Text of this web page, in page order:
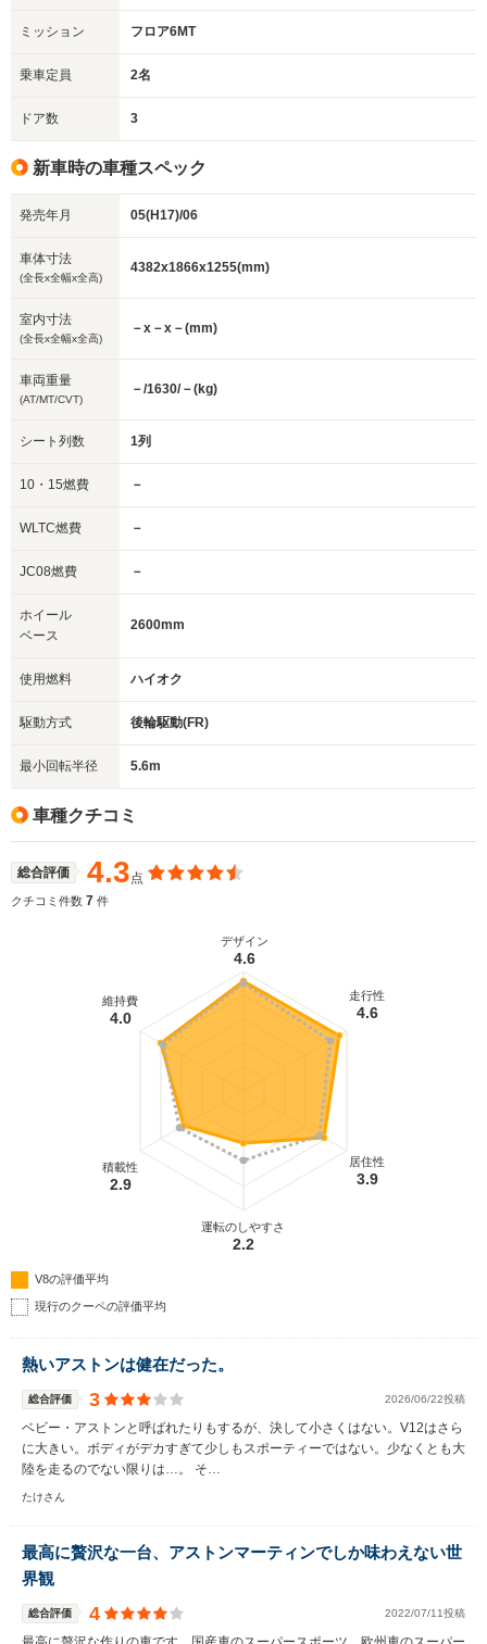
ミッション フロア6MT
乗車定員 2名
ドア数 3
新車時の車種スペック
発売年月 05(H17)/06
車体寸法
(全長x全幅x全高)
4382x1866x1255(mm)
室内寸法
(全長x全幅x全高)
－x－x－(mm)
車両重量
(AT/MT/CVT)
－/1630/－(kg)
シート列数 1列
10・15燃費 －
WLTC燃費 －
JC08燃費 －
ホイール
ベース
2600mm
使用燃料 ハイオク
駆動方式 後輪駆動(FR)
最小回転半径 5.6m
車種クチコミ
総合評価 4.3点
クチコミ件数 7 件
デザイン
4.6
走行性
4.6
居住性
3.9
運転のしやすさ
2.2
積載性
2.9
維持費
4.0
V8の評価平均
現行のクーペの評価平均
熱いアストンは健在だった。
総合評価 3 2026/06/22投稿
ベビー・アストンと呼ばれたりもするが、決して小さくはない。V12はさら
に大きい。ボディがデカすぎて少しもスポーティーではない。少なくとも大
陸を走るのでない限りは…。 そ…
たけさん
最高に贅沢な一台、アストンマーティンでしか味わえない世
界観
総合評価 4 2022/07/11投稿